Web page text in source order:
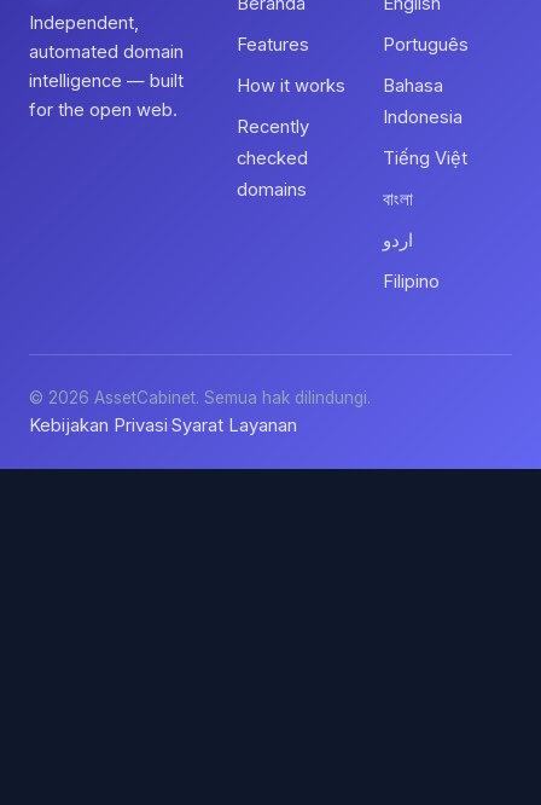
Independent,
automated domain
intelligence — built
for the open web.
Features
How it works
Recently
checked
domains
Português
Bahasa
Indonesia
Tiếng Việt
বাংলা
اردو
Filipino
© 2026 AssetCabinet. Semua hak dilindungi.
Kebijakan Privasi·Syarat Layanan